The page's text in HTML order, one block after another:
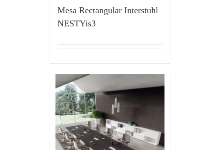
Mesa Rectangular Interstuhl
NESTYis3